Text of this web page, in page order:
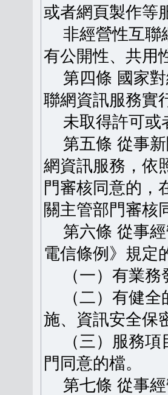
或者網頁製作等
非經營性互聯
有公開性、共用
第四條 國家對
聯網資訊服務實
未取得許可或
第五條 從事新
網資訊服務，依
門審核同意的，
關主管部門審核
第六條 從事經
電信條例》規定
（一）有業務
（二）有健全
施、資訊安全保
（三）服務項
門同意的檔。
第七條 從事經